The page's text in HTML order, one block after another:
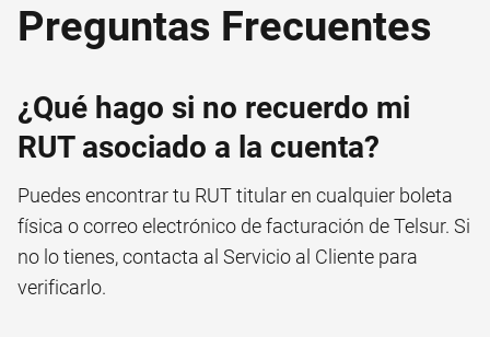
Preguntas Frecuentes
¿Qué hago si no recuerdo mi
RUT asociado a la cuenta?
Puedes encontrar tu RUT titular en cualquier boleta
física o correo electrónico de facturación de Telsur. Si
no lo tienes, contacta al Servicio al Cliente para
verificarlo.